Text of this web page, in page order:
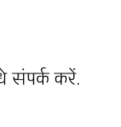
संपर्क करें.